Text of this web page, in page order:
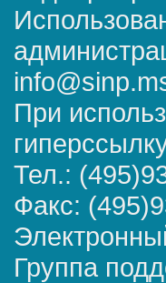
При
Тел.:
Факс:
Группа